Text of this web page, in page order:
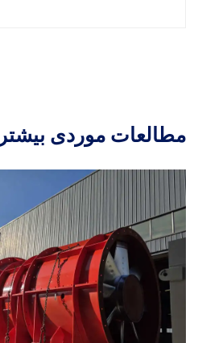
مطالعات موردی بیشتر